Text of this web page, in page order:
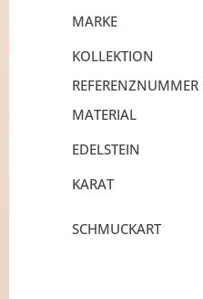
MARKE
KOLLEKTION
REFERENZNUMMER
MATERIAL
EDELSTEIN
KARAT
SCHMUCKART